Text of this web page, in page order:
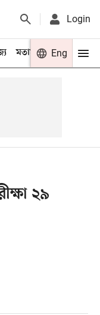
Login
মতামত খেলা
Eng
২৯